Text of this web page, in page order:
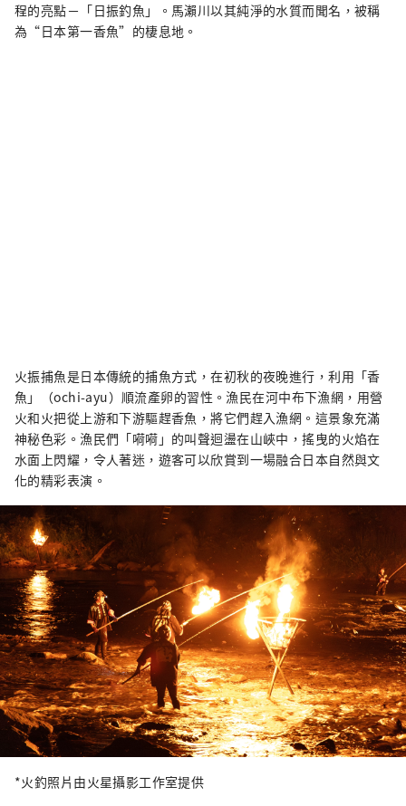
程的亮點－「日振釣魚」。馬瀨川以其純淨的水質而聞名，被稱
為“日本第一香魚”的棲息地。
火振捕魚是日本傳統的捕魚方式，在初秋的夜晚進行，利用「香
魚」（ochi-ayu）順流產卵的習性。漁民在河中布下漁網，用營
火和火把從上游和下游驅趕香魚，將它們趕入漁網。這景象充滿
神秘色彩。漁民們「嗬嗬」的叫聲迴盪在山峽中，搖曳的火焰在
水面上閃耀，令人著迷，遊客可以欣賞到一場融合日本自然與文
化的精彩表演。
*火釣照片由火星攝影工作室提供